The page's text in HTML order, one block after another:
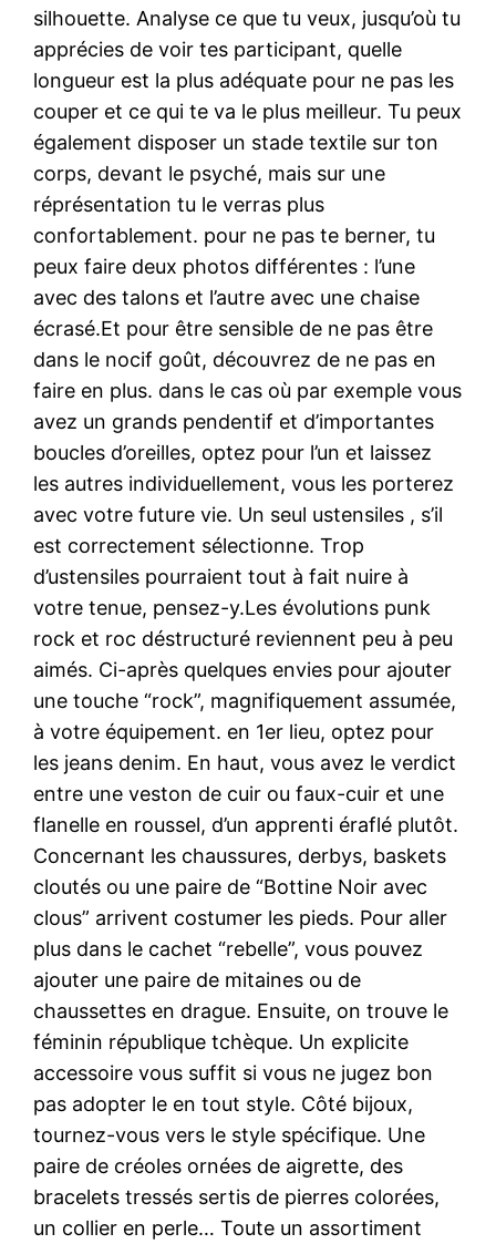
silhouette. Analyse ce que tu veux, jusqu’où tu
apprécies de voir tes participant, quelle
longueur est la plus adéquate pour ne pas les
couper et ce qui te va le plus meilleur. Tu peux
également disposer un stade textile sur ton
corps, devant le psyché, mais sur une
réprésentation tu le verras plus
confortablement. pour ne pas te berner, tu
peux faire deux photos différentes : l’une
avec des talons et l’autre avec une chaise
écrasé.Et pour être sensible de ne pas être
dans le nocif goût, découvrez de ne pas en
faire en plus. dans le cas où par exemple vous
avez un grands pendentif et d’importantes
boucles d’oreilles, optez pour l’un et laissez
les autres individuellement, vous les porterez
avec votre future vie. Un seul ustensiles , s’il
est correctement sélectionne. Trop
d’ustensiles pourraient tout à fait nuire à
votre tenue, pensez-y.Les évolutions punk
rock et roc déstructuré reviennent peu à peu
aimés. Ci-après quelques envies pour ajouter
une touche “rock”, magnifiquement assumée,
à votre équipement. en 1er lieu, optez pour
les jeans denim. En haut, vous avez le verdict
entre une veston de cuir ou faux-cuir et une
flanelle en roussel, d’un apprenti éraflé plutôt.
Concernant les chaussures, derbys, baskets
cloutés ou une paire de “Bottine Noir avec
clous” arrivent costumer les pieds. Pour aller
plus dans le cachet “rebelle”, vous pouvez
ajouter une paire de mitaines ou de
chaussettes en drague. Ensuite, on trouve le
féminin république tchèque. Un explicite
accessoire vous suffit si vous ne jugez bon
pas adopter le en tout style. Côté bijoux,
tournez-vous vers le style spécifique. Une
paire de créoles ornées de aigrette, des
bracelets tressés sertis de pierres colorées,
un collier en perle… Toute un assortiment